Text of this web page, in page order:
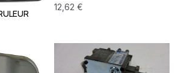
12,62 €